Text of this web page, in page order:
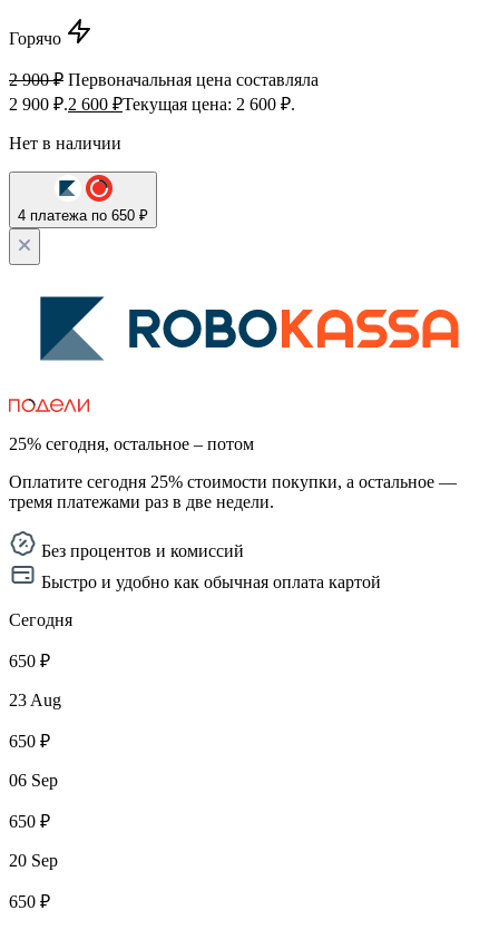
Горячо
2 900₽ Первоначальная цена составляла
2 900 ₽.2 600 ₽Текущая цена: 2 600 ₽.
Нет в наличии
4 платежа по 650 ₽
25% сегодня, остальное – потом
Оплатите сегодня 25% стоимости покупки, а остальное —
тремя платежами раз в две недели.
Без процентов и комиссий
Быстро и удобно как обычная оплата картой
Сегодня
650 ₽
23 Aug
650 ₽
06 Sep
650 ₽
20 Sep
650 ₽